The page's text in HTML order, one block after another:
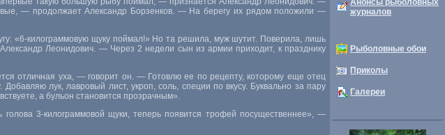
— продолжает Александр Борзенков. — На берегу их рядом положили —
«6-килограммовую щуку поймал!» Но та решила, муж шутит. Поверила, лишь
Леонидович. — Через 2 недели сын из армии приходит, к празднику
отличная уха, — говорит он. — Готовлю ее по рецепту, которому еще отец
лук, лавровый лист, укроп, соль, специи по вкусу. Буквально за пару
а бульон становится прозрачным».
голова 3-килограммовой щуки, теперь появится трофей посущественнее», —
Анонсы рыболовных
журналов
Рыболовные обои
Приколы
Галереи